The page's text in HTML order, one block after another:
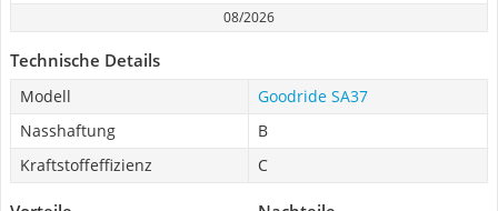
08/2026
Technische Details
Modell
Goodride SA37
Nasshaftung
B
Kraftstoffeffizienz
C